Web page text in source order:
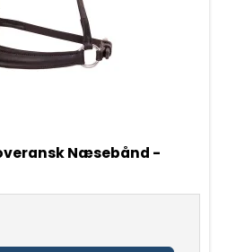
Næsebånd -